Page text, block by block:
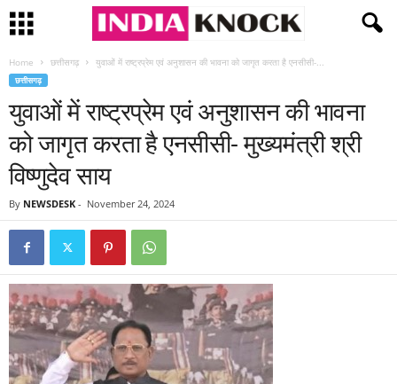
Home छत्तीसगढ़ युवाओं में राष्ट्रप्रेम एवं अनुशासन की भावना को जागृत करता है एनसीसी-...
छत्तीसगढ़
युवाओं में राष्ट्रप्रेम एवं अनुशासन की भावना
को जागृत करता है एनसीसी- मुख्यमंत्री श्री
विष्णुदेव साय
By NEWSDESK - November 24, 2024